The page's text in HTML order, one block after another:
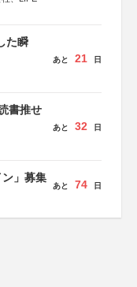
た瞬
あと 21 日
書推せ
あと 32 日
」募集
あと 74 日